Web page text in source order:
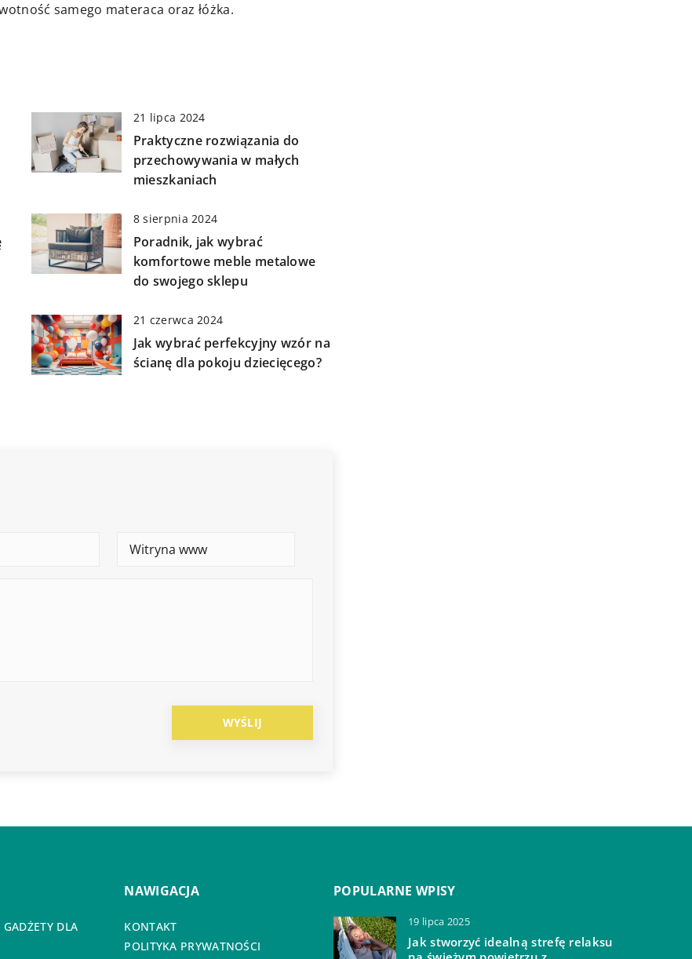
samego materaca oraz łóżka.
21 lipca 2024
Praktyczne rozwiązania do
przechowywania w małych
mieszkaniach
8 sierpnia 2024
Poradnik, jak wybrać
komfortowe meble metalowe
do swojego sklepu
21 czerwca 2024
Jak wybrać perfekcyjny wzór na
ścianę dla pokoju dziecięcego?
DLA
NAWIGACJA
KONTAKT
POLITYKA PRYWATNOŚCI
POPULARNE WPISY
19 lipca 2025
Jak stworzyć idealną strefę relaksu